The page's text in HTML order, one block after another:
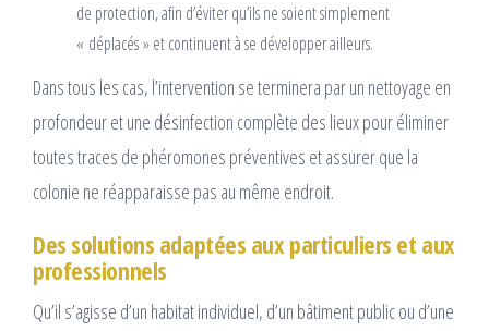
de protection, afin d’éviter qu’ils ne soient simplement
« déplacés » et continuent à se développer ailleurs.
Dans tous les cas, l’intervention se terminera par un nettoyage en
profondeur et une désinfection complète des lieux pour éliminer
toutes traces de phéromones préventives et assurer que la
colonie ne réapparaisse pas au même endroit.
Des solutions adaptées aux particuliers et aux
professionnels
Qu’il s’agisse d’un habitat individuel, d’un bâtiment public ou d’une